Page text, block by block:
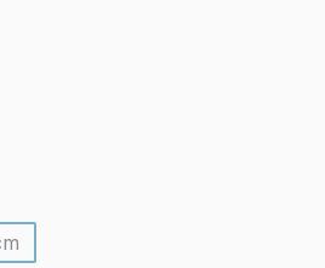
nicht verfügbar.)
Option ist zurzeit nicht verfügbar.)